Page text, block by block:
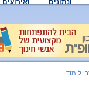
ונתונים
ואירועים
לימוד